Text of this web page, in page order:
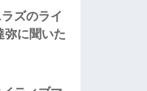
ズのライ
弥に聞いた